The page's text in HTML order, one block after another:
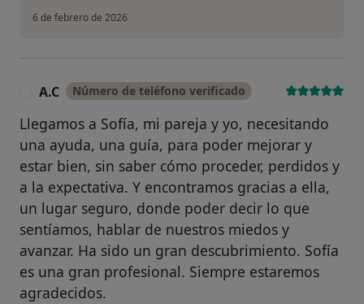
6 de febrero de 2026
A.C Número de teléfono verificado
Llegamos a Sofía, mi pareja y yo, necesitando
una ayuda, una guía, para poder mejorar y
estar bien, sin saber cómo proceder, perdidos y
a la expectativa. Y encontramos gracias a ella,
un lugar seguro, donde poder decir lo que
sentíamos, hablar de nuestros miedos y
avanzar. Ha sido un gran descubrimiento. Sofía
es una gran profesional. Siempre estaremos
agradecidos.